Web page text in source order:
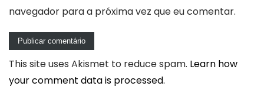
navegador para a próxima vez que eu comentar.
This site uses Akismet to reduce spam. Learn how
your comment data is processed.